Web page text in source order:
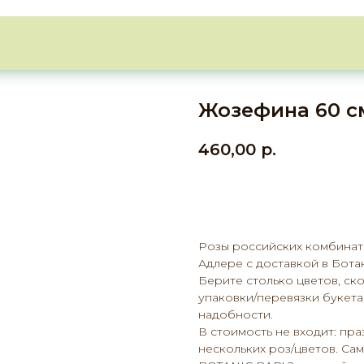
Жозефина 60
460,00 р.
Розы российских
Адлере с доставкой в
Берите столько цветов,
упаковки/перевязки
надобности.
В стоимость не входит:
нескольких роз/цветов.